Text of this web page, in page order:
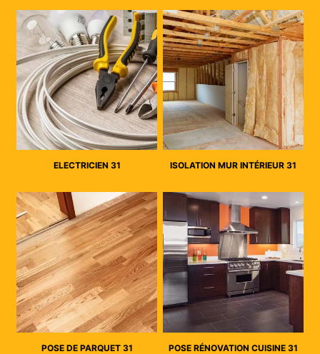
ELECTRICIEN 31 ISOLATION MUR INTÉRIEUR 31
POSE DE PARQUET 31 POSE RÉNOVATION CUISINE 31